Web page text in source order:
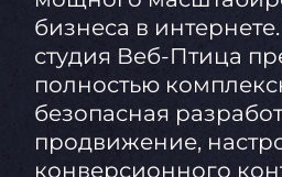
бизнеса в
студия Веб-Птица
полностью
безопасная
продвижение,
конверсионного